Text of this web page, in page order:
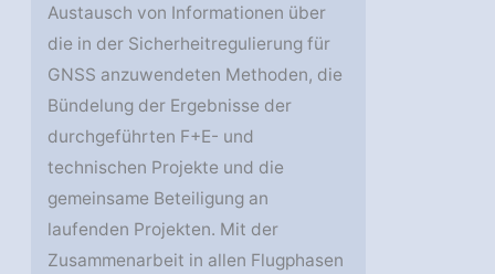
Austausch von Informationen über
die in der Sicherheitregulierung für
GNSS anzuwendeten Methoden, die
Bündelung der Ergebnisse der
durchgeführten F+E- und
technischen Projekte und die
gemeinsame Beteiligung an
laufenden Projekten. Mit der
Zusammenarbeit in allen Flugphasen